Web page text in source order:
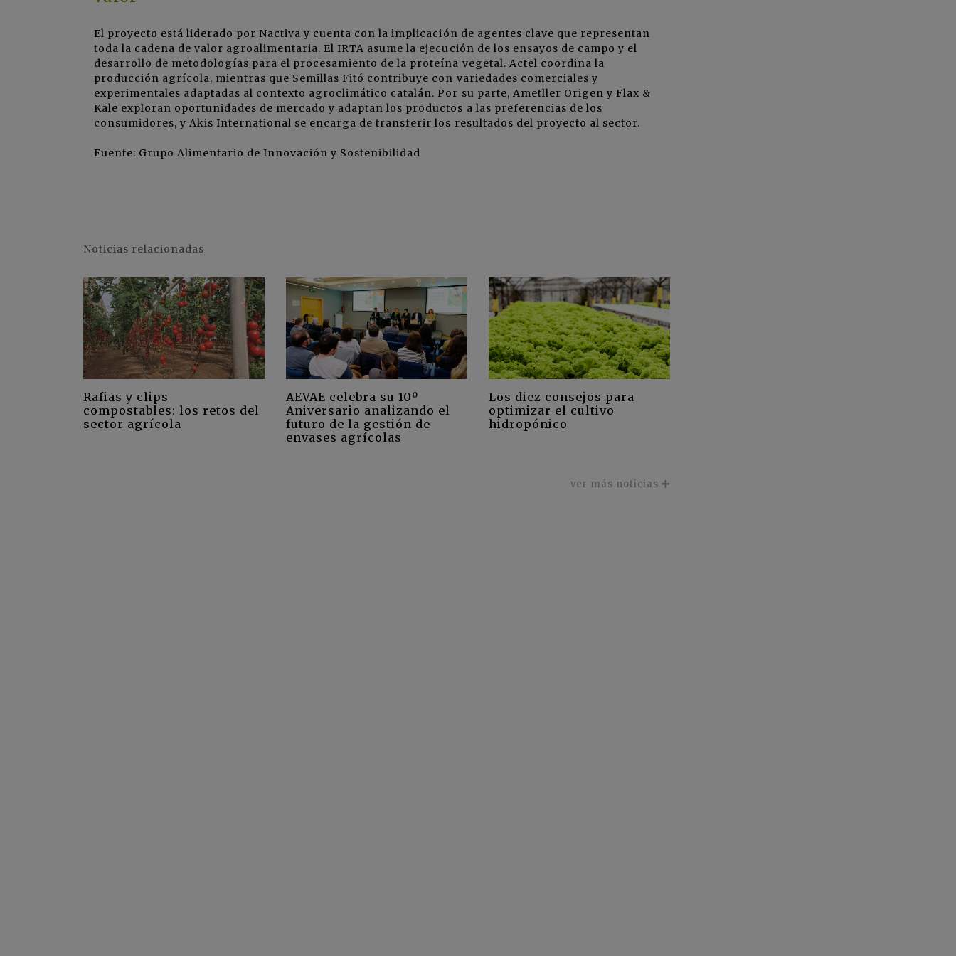
El proyecto está liderado por Nactiva y cuenta con la implicación de agentes clave que representan
toda la cadena de valor agroalimentaria. El IRTA asume la ejecución de los ensayos de campo y el
desarrollo de metodologías para el procesamiento de la proteína vegetal. Actel coordina la
producción agrícola, mientras que Semillas Fitó contribuye con variedades comerciales y
experimentales adaptadas al contexto agroclimático catalán. Por su parte, Ametller Origen y Flax &
Kale exploran oportunidades de mercado y adaptan los productos a las preferencias de los
consumidores, y Akis International se encarga de transferir los resultados del proyecto al sector.
Fuente: Grupo Alimentario de Innovación y Sostenibilidad
Noticias relacionadas
Rafias y clips
compostables: los retos del
sector agrícola
AEVAE celebra su 10º
Aniversario analizando el
futuro de la gestión de
envases agrícolas
Los diez consejos para
optimizar el cultivo
hidropónico
ver más noticias